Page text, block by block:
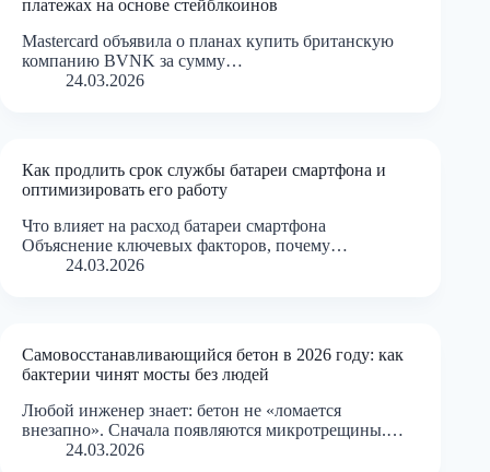
платежах на основе стейблкоинов
Mastercard объявила о планах купить британскую
компанию BVNK за сумму…
24.03.2026
Как продлить срок службы батареи смартфона и
оптимизировать его работу
Что влияет на расход батареи смартфона
Объяснение ключевых факторов, почему…
24.03.2026
Самовосстанавливающийся бетон в 2026 году: как
бактерии чинят мосты без людей
Любой инженер знает: бетон не «ломается
внезапно». Сначала появляются микротрещины.…
24.03.2026